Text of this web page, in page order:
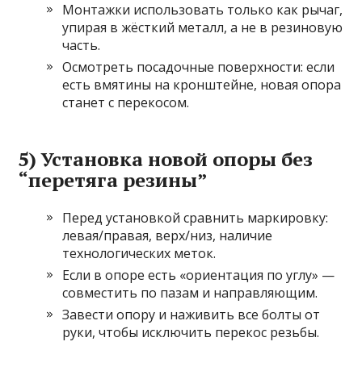
Монтажки использовать только как рычаг,
упирая в жёсткий металл, а не в резиновую
часть.
Осмотреть посадочные поверхности: если
есть вмятины на кронштейне, новая опора
станет с перекосом.
5) Установка новой опоры без
“перетяга резины”
Перед установкой сравнить маркировку:
левая/правая, верх/низ, наличие
технологических меток.
Если в опоре есть «ориентация по углу» —
совместить по пазам и направляющим.
Завести опору и наживить все болты от
руки, чтобы исключить перекос резьбы.